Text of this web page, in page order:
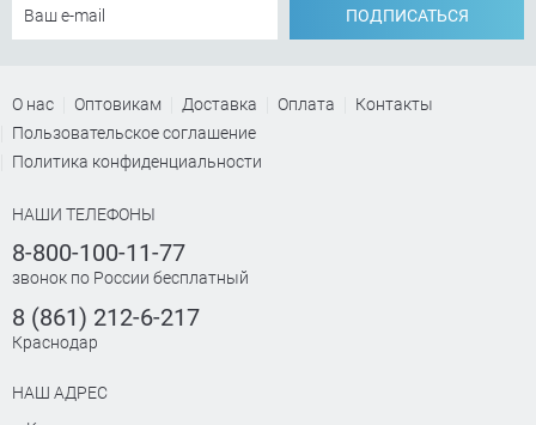
ПОДПИСАТЬСЯ
О нас Оптовикам Доставка Оплата
Контакты
Пользовательское соглашение
Политика конфиденциальности
НАШИ ТЕЛЕФОНЫ
8-800-100-11-77
звонок по России бесплатный
8 (861) 212-6-217
Краснодар
НАШ АДРЕС